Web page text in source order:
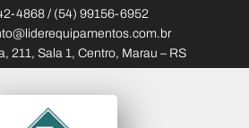
4868 / (54) 99156-6952
211, Sala 1, Centro, Marau – RS